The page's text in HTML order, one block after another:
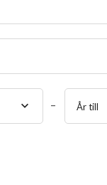
År till